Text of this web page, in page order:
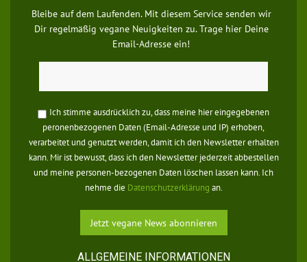
Bleibe auf dem Laufenden. Mit diesem Service senden wir
Dir regelmäßig vegane Neuigkeiten zu. Trage hier Deine
Email-Adresse ein!
Ich stimme ausdrücklich zu, dass meine hier eingegebenen
peronenbezogenen Daten (Email-Adresse und IP) erhoben,
verarbeitet und genutzt werden, damit ich den Newsletter erhalten
kann. Mir ist bewusst, dass ich den Newsletter jederzeit abbestellen
und meine personen-bezogenen Daten löschen lassen kann. Ich
nehme die Datenschutzerklärung an.
ALLGEMEINE INFORMATIONEN